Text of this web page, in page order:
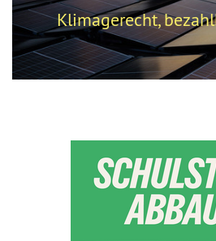
Klimagerecht,